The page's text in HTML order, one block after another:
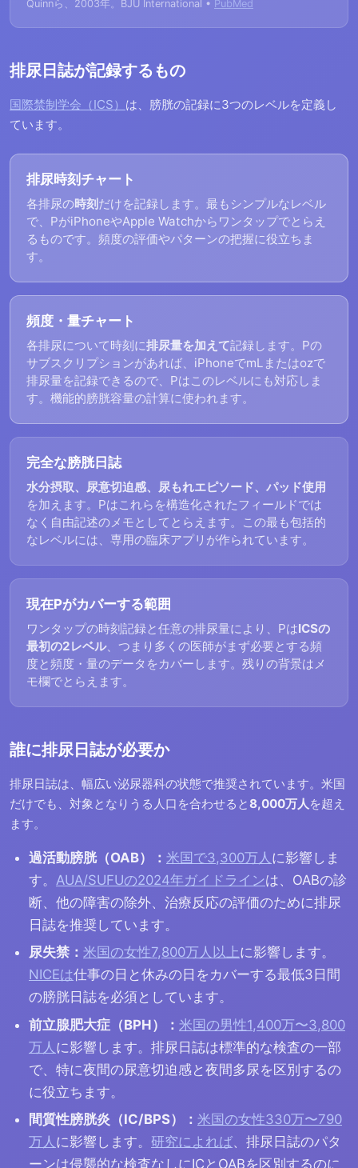
Quinnら、2003年。BJU International • PubMed
排尿日誌が記録するもの
国際禁制学会（ICS） は、膀胱の記録に3つのレベルを定義し
ています。
排尿時刻チャート
各排尿の時刻だけを記録します。最もシンプルなレベル
で、PがiPhoneやApple Watchからワンタップでとらえ
るものです。頻度の評価やパターンの把握に役立ちま
す。
頻度・量チャート
各排尿について時刻に排尿量を加えて記録します。Pの
サブスクリプションがあれば、iPhoneでmLまたはozで
排尿量を記録できるので、Pはこのレベルにも対応しま
す。機能的膀胱容量の計算に使われます。
完全な膀胱日誌
水分摂取、尿意切迫感、尿もれエピソード、パッド使用
を加えます。Pはこれらを構造化されたフィールドでは
なく自由記述のメモとしてとらえます。この最も包括的
なレベルには、専用の臨床アプリが作られています。
現在Pがカバーする範囲
ワンタップの時刻記録と任意の排尿量により、PはICSの
最初の2レベル、つまり多くの医師がまず必要とする頻
度と頻度・量のデータをカバーします。残りの背景はメ
モ欄でとらえます。
誰に排尿日誌が必要か
排尿日誌は、幅広い泌尿器科の状態で推奨されています。米国
だけでも、対象となりうる人口を合わせると8,000万人を超え
ます。
過活動膀胱（OAB）： 米国で3,300万人 に影響しま
す。 AUA/SUFUの2024年ガイドラインは、OABの診
断、他の障害の除外、治療反応の評価のために排尿
日誌を推奨しています。
尿失禁： 米国の女性7,800万人以上に影響します。
NICEは仕事の日と休みの日をカバーする最低3日間
の膀胱日誌を必須としています。
前立腺肥大症（BPH）： 米国の男性1,400万〜3,800
万人 に影響します。排尿日誌は標準的な検査の一部
で、特に夜間の尿意切迫感と夜間多尿を区別するの
に役立ちます。
間質性膀胱炎（IC/BPS）： 米国の女性330万〜790
万人 に影響します。 研究によれば、排尿日誌のパタ
ーンは侵襲的な検査なしにICとOABを区別するのに